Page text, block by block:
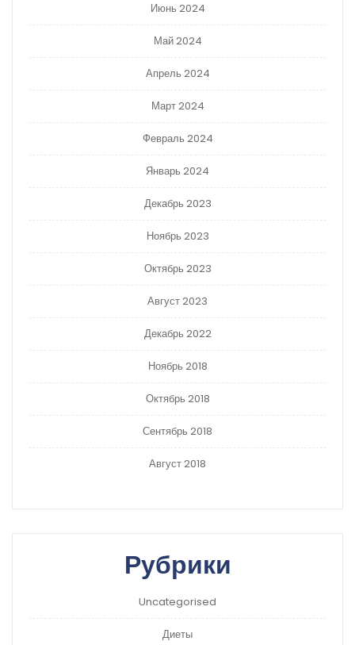
Июнь 2024
Май 2024
Апрель 2024
Март 2024
Февраль 2024
Январь 2024
Декабрь 2023
Ноябрь 2023
Октябрь 2023
Август 2023
Декабрь 2022
Ноябрь 2018
Октябрь 2018
Сентябрь 2018
Август 2018
Рубрики
Uncategorised
Диеты